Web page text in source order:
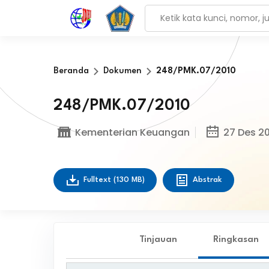
Beranda Dokumen 248/PMK.07/2010
248/PMK.07/2010
Kementerian Keuangan 27 Des
Fulltext (130 MB) Abstrak
Tinjauan Ringkasan